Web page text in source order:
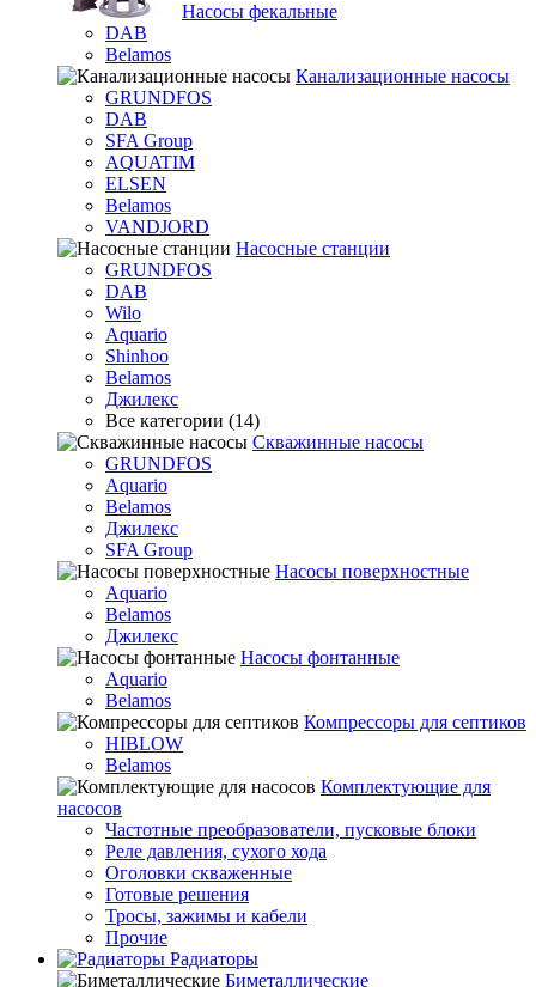
Насосы фекальные
DAB
Belamos
Канализационные насосы
GRUNDFOS
DAB
SFA Group
AQUATIM
ELSEN
Belamos
VANDJORD
Насосные станции
GRUNDFOS
DAB
Wilo
Aquario
Shinhoo
Belamos
Джилекс
Все категории (14)
Скважинные насосы
GRUNDFOS
Aquario
Belamos
Джилекс
SFA Group
Насосы поверхностные
Aquario
Belamos
Джилекс
Насосы фонтанные
Aquario
Belamos
Компрессоры для септиков
HIBLOW
Belamos
Комплектующие для
насосов
Частотные преобразователи, пусковые блоки
Реле давления, сухого хода
Оголовки скваженные
Готовые решения
Тросы, зажимы и кабели
Прочие
Радиаторы
Биметаллические